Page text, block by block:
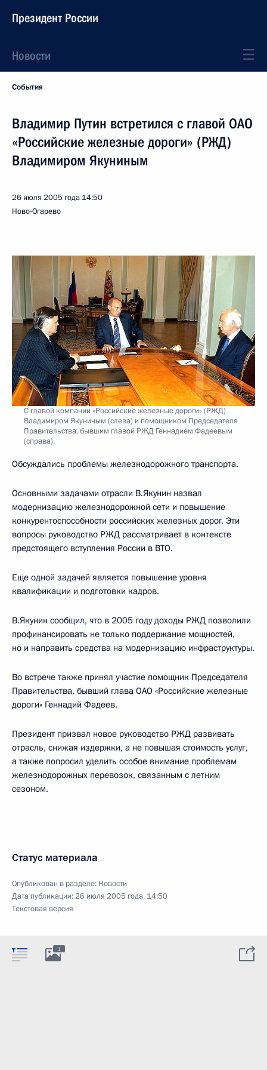
Президент России
Новости
События
Владимир Путин встретился с главой ОАО
«Российские железные дороги» (РЖД)
Владимиром Якуниным
26 июля 2005 года 14:50
Ново-Огарево
С главой компании «Российские железные дороги» (РЖД)
Владимиром Якуниным (слева) и помощником Председателя
Правительства, бывшим главой РЖД Геннадием Фадеевым
(справа).
Обсуждались проблемы железнодорожного транспорта.
Основными задачами отрасли В.Якунин назвал
модернизацию железнодорожной сети и повышение
конкурентоспособности российских железных дорог. Эти
вопросы руководство РЖД рассматривает в контексте
предстоящего вступления России в ВТО.
Еще одной задачей является повышение уровня
квалификации и подготовки кадров.
В.Якунин сообщил, что в 2005 году доходы РЖД позволили
профинансировать не только поддержание мощностей,
но и направить средства на модернизацию инфраструктуры.
Во встрече также принял участие помощник Председателя
Правительства, бывший глава ОАО «Российские железные
дороги» Геннадий Фадеев.
Президент призвал новое руководство РЖД развивать
отрасль, снижая издержки, а не повышая стоимость услуг,
а также попросил уделить особое внимание проблемам
железнодорожных перевозок, связанным с летним
сезоном.
Статус материала
Опубликован в разделе: Новости
Дата публикации:26 июля 2005 года, 14:50
Текстовая версия
1